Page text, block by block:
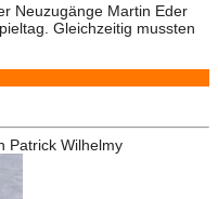
Neuzugänge Martin Eder
Gleichzeitig mussten
Patrick Wilhelmy